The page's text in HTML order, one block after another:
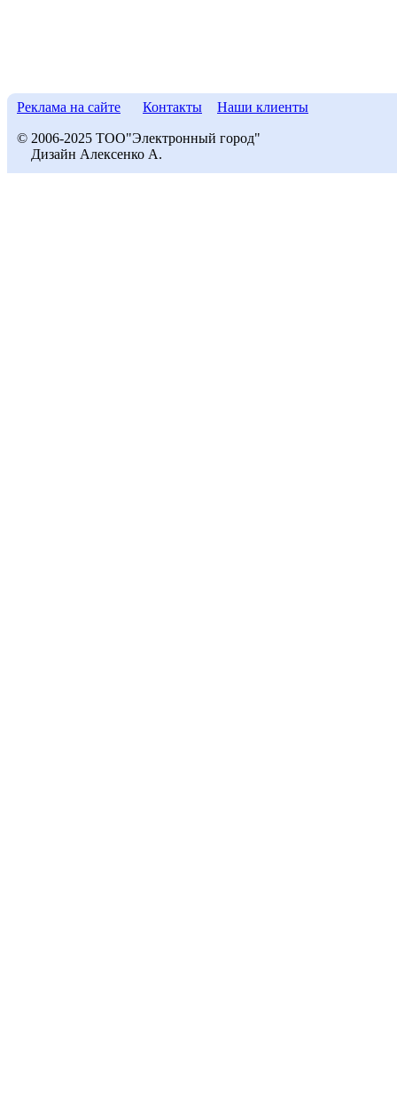
Реклама на сайте Контакты Наши клиенты
© 2006-2025 ТОО"Электронный город"
Дизайн Алексенко А.